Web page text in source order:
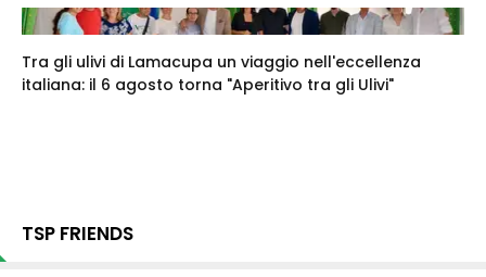
Tra gli ulivi di Lamacupa un viaggio nell'eccellenza
italiana: il 6 agosto torna "Aperitivo tra gli Ulivi"
TSP FRIENDS